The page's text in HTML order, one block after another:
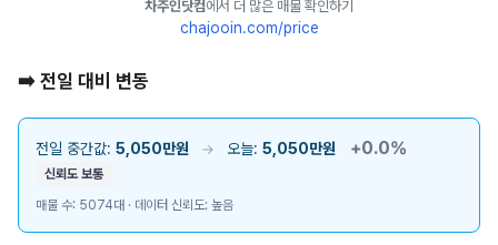
차주인닷컴에서 더 많은 매물 확인하기
chajooin.com/price
➡️ 전일 대비 변동
전일 중간값: 5,050만원 → 오늘: 5,050만원 +0.0%
신뢰도 보통
매물 수: 5074대 · 데이터 신뢰도: 높음